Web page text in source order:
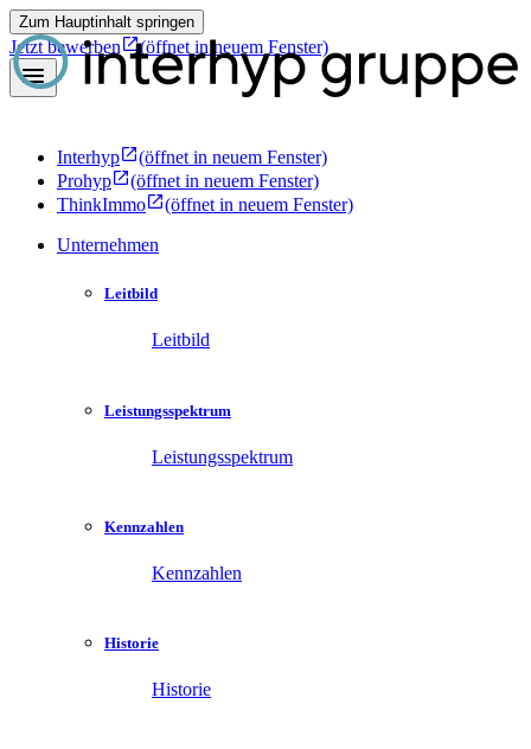
Zum Hauptinhalt springen
Jetzt bewerben (öffnet in neuem Fenster)
Interhyp
(öffnet in neuem Fenster)
Prohyp
(öffnet in neuem Fenster)
ThinkImmo
(öffnet in neuem Fenster)
Unternehmen
Leitbild
Leitbild
Leistungsspektrum
Leistungsspektrum
Kennzahlen
Kennzahlen
Historie
Historie